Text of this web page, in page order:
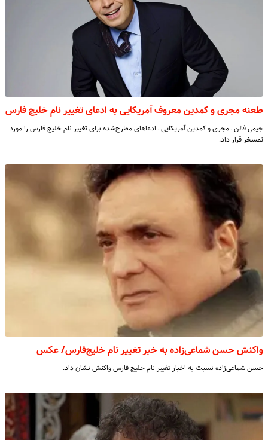
طعنه مجری و کمدین معروف آمریکایی به ادعای تغییر نام خلیج فارس
جیمی فالن ـ مجری و کمدین آمریکایی ـ ادعاهای مطرح‌شده برای تغییر نام خلیج فارس را مورد
تمسخر قرار داد.
واکنش حسن شماعی‌زاده به خبر تغییر نام خلیج‌فارس/ عکس
حسن شماعی‌زاده نسبت به اخبار تغییر نام خلیج فارس واکنش نشان داد.